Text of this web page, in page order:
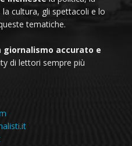
cultura, gli spettacoli e lo
tematiche.
giornalismo accurato e
di lettori sempre più